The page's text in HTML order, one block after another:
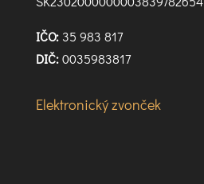
IČO:35 983 817
DIČ:0035983817
Elektronický zvonček